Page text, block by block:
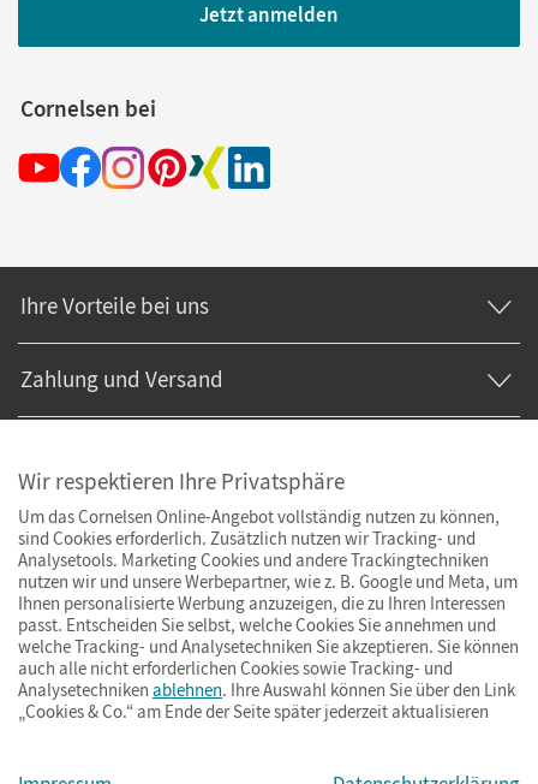
Jetzt anmelden
Cornelsen bei
Ihre Vorteile bei uns
Zahlung und Versand
ImpressumAGBDatenschutzBarrierefreiheitCookies & Co.
Wir respektieren Ihre Privatsphäre
Um das Cornelsen Online-Angebot vollständig nutzen zu können,
sind Cookies erforderlich. Zusätzlich nutzen wir Tracking- und
Analysetools. Marketing Cookies und andere Trackingtechniken
nutzen wir und unsere Werbepartner, wie z. B. Google und Meta, um
Ihnen personalisierte Werbung anzuzeigen, die zu Ihren Interessen
passt. Entscheiden Sie selbst, welche Cookies Sie annehmen und
welche Tracking- und Analysetechniken Sie akzeptieren. Sie können
auch alle nicht erforderlichen Cookies sowie Tracking- und
Analysetechniken ablehnen. Ihre Auswahl können Sie über den Link
„Cookies & Co.“ am Ende der Seite später jederzeit aktualisieren